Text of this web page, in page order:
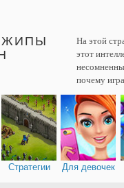
На этой
этот
почему
Стратегии Для девочек